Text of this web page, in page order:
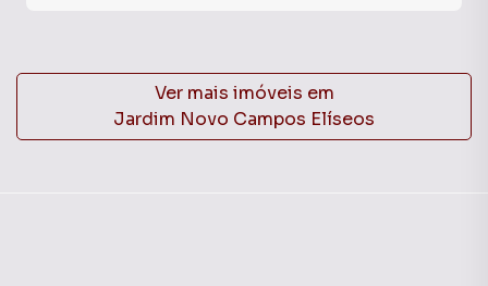
Ver mais imóveis em
Jardim Novo Campos Elíseos